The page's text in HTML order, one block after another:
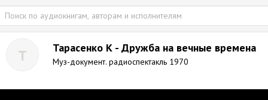
Т Тарасенко К - Дружба на вечные времена
Муз-документ. радиоспектакль 1970